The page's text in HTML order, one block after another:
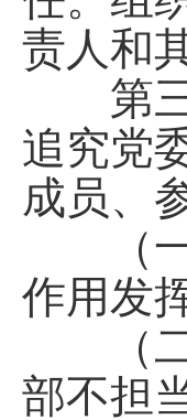
责人和
第三
追究党
成员、
（一
作用发
（二
部不担